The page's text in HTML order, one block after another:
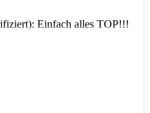
Einfach alles TOP!!!